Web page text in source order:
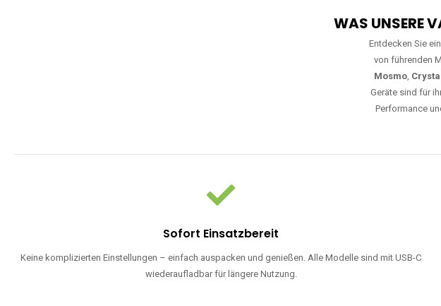
WAS UNSERE
Entdecken Sie
von führenden
Mosmo,
Geräte sind für
Performance
Sofort Einsatzbereit
Keine komplizierten Einstellungen – einfach auspacken und genießen. Alle Modelle sind mit USB-C
wiederaufladbar für längere Nutzung.